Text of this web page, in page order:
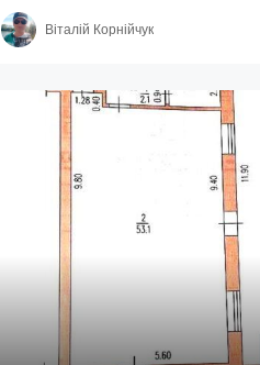
Віталій Корнійчук